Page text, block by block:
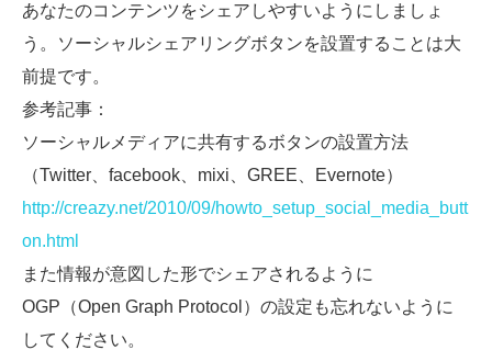
あなたのコンテンツをシェアしやすいようにしましょ
う。ソーシャルシェアリングボタンを設置することは大
前提です。
参考記事：
ソーシャルメディアに共有するボタンの設置方法
（Twitter、facebook、mixi、GREE、Evernote）
http://creazy.net/2010/09/howto_setup_social_media_butt
on.html
また情報が意図した形でシェアされるように
OGP（Open Graph Protocol）の設定も忘れないように
してください。